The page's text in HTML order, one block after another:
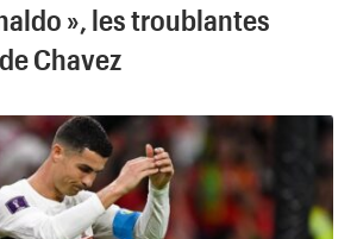
», les troublantes
Chavez